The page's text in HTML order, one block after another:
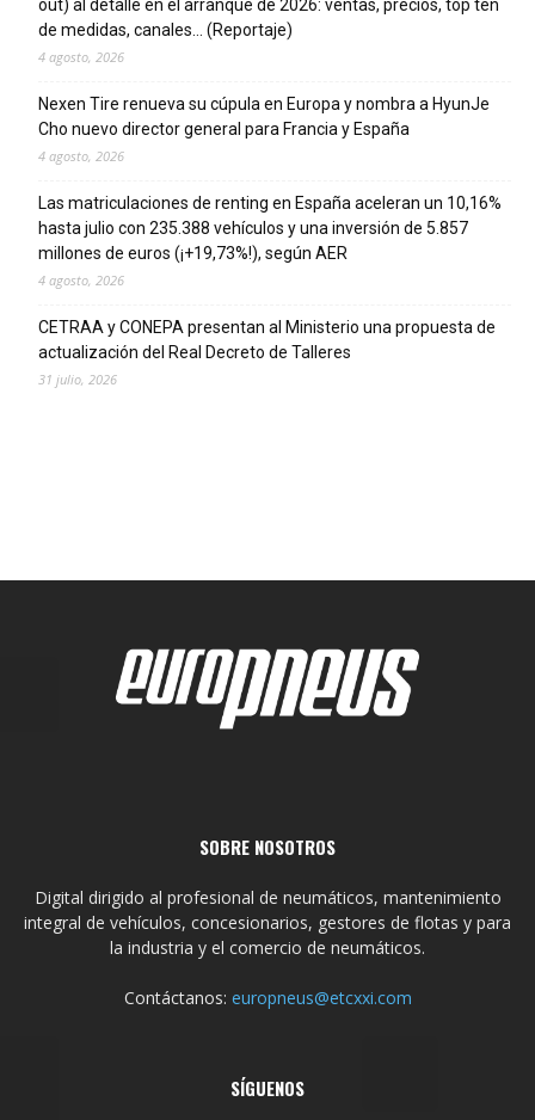
out) al detalle en el arranque de 2026: ventas, precios, top ten
de medidas, canales… (Reportaje)
4 agosto, 2026
Nexen Tire renueva su cúpula en Europa y nombra a HyunJe
Cho nuevo director general para Francia y España
4 agosto, 2026
Las matriculaciones de renting en España aceleran un 10,16%
hasta julio con 235.388 vehículos y una inversión de 5.857
millones de euros (¡+19,73%!), según AER
4 agosto, 2026
CETRAA y CONEPA presentan al Ministerio una propuesta de
actualización del Real Decreto de Talleres
31 julio, 2026
SOBRE NOSOTROS
Digital dirigido al profesional de neumáticos, mantenimiento
integral de vehículos, concesionarios, gestores de flotas y para
la industria y el comercio de neumáticos.
Contáctanos: europneus@etcxxi.com
SÍGUENOS